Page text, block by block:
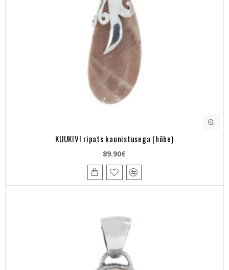
KUUKIVI ripats kaunistusega (hõbe)
89.90€